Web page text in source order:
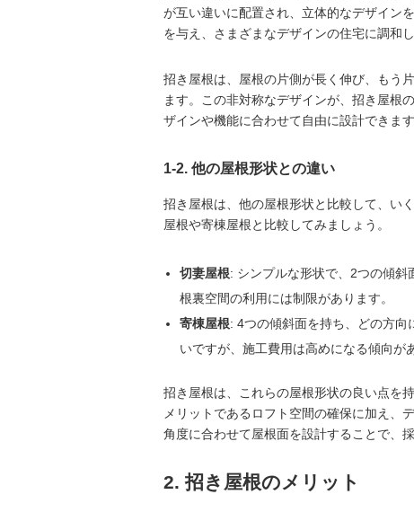
が互い違いに配置され、立体的なデザイン
を与え、さまざまなデザインの住宅に調和し
招き屋根は、屋根の片側が長く伸び、もう
ます。この非対称なデザインが、招き屋根
ザインや機能に合わせて自由に設計できます
1-2. 他の屋根形状との違い
招き屋根は、他の屋根形状と比較して、い
屋根や寄棟屋根と比較してみましょう。
切妻屋根: シンプルな形状で、2つの傾
根裏空間の利用には制限があります。
寄棟屋根: 4つの傾斜面を持ち、どの方
いですが、施工費用は高めになる傾向が
招き屋根は、これらの屋根形状の良い点を
メリットであるロフト空間の確保に加え、
角度に合わせて屋根面を設計することで、
2. 招き屋根のメリット